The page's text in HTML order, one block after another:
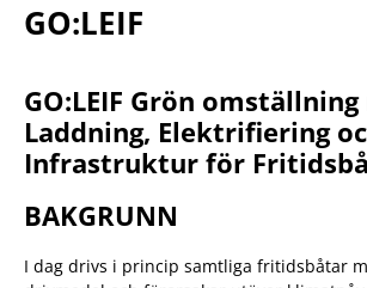
GO:LEIF
GO:LEIF Grön
Laddning, Elektrifiering
Infrastruktur för
BAKGRUNN
I dag drivs i princip samtliga fritidsbåtar